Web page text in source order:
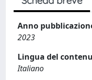
Anno
2023
Lingua del
Italiano